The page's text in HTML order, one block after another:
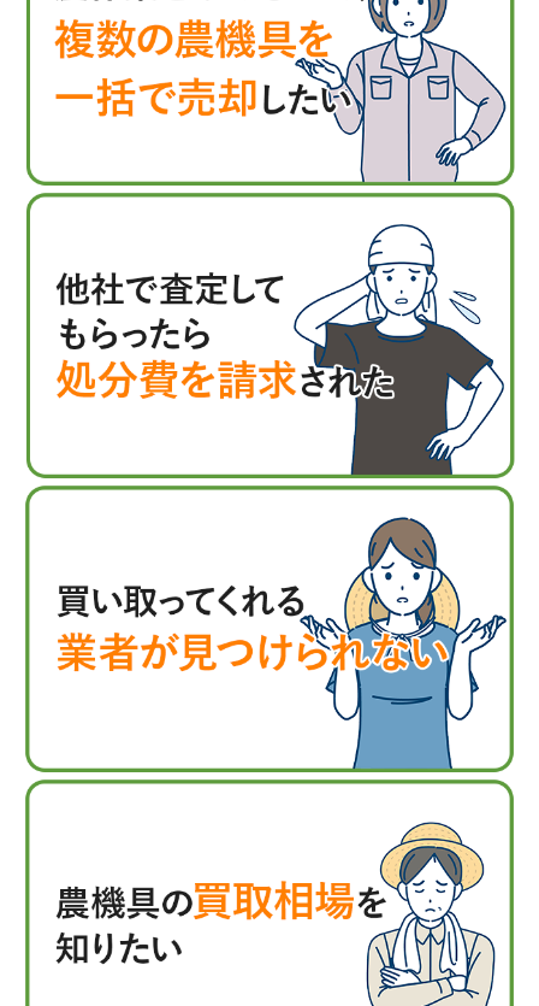
マッセイファーガ
ソン
落合刃物
オークラ輸送機
カルエンタープライ
ズ
カワベ（KAWABE）
関東農機（カントウ
農機）
木原製作所（KIHA
RA）
キミヤ（PDNS）
KITO（キトー）
黒田農機
ケイエスエンタープ
啓文社製作所 国際農機
コダマ樹脂